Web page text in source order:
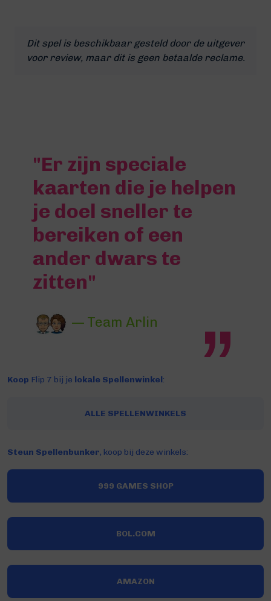
Dit spel is beschikbaar gesteld door de uitgever
voor review, maar dit is geen betaalde reclame.
"Er zijn speciale
kaarten die je helpen
je doel sneller te
bereiken of een
ander dwars te
zitten"
— Team Arlin
Koop Flip 7 bij je lokale Spellenwinkel:
ALLE SPELLENWINKELS
Steun Spellenbunker, koop bij deze winkels:
999 GAMES SHOP
BOL.COM
AMAZON